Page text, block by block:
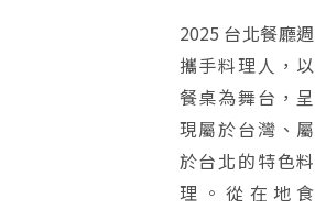
2025 台北餐廳週
攜手料理人，以
餐桌為舞台，呈
現屬於台灣、屬
於台北的特色料
理。從在地食